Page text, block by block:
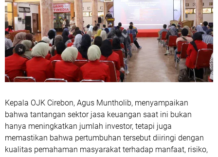
Kepala OJK Cirebon, Agus Muntholib, menyampaikan
bahwa tantangan sektor jasa keuangan saat ini bukan
hanya meningkatkan jumlah investor, tetapi juga
memastikan bahwa pertumbuhan tersebut diiringi dengan
kualitas pemahaman masyarakat terhadap manfaat, risiko,